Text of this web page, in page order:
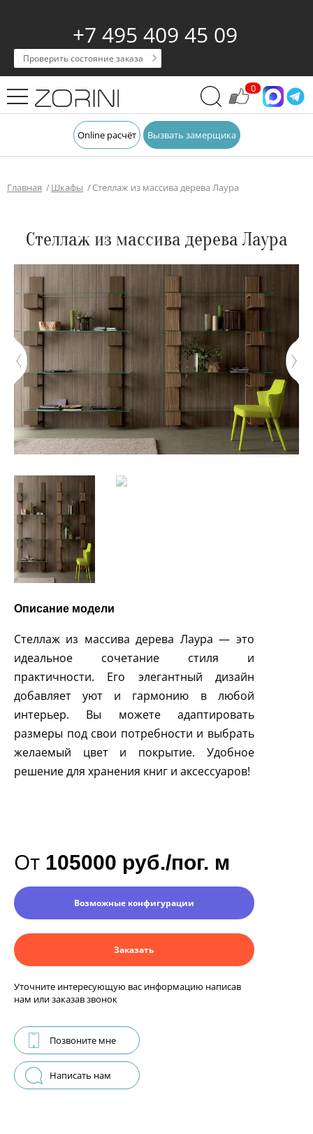
+7 495 409 45 09
Проверить состояние заказа
0
Online расчёт Вызвать замерщика
Главная Шкафы Cтеллаж из массива дерева Лаура
Cтеллаж из массива дерева Лаура
Описание модели
Стеллаж из массива дерева Лаура — это
идеальное сочетание стиля и
практичности. Его элегантный дизайн
добавляет уют и гармонию в любой
интерьер. Вы можете адаптировать
размеры под свои потребности и выбрать
желаемый цвет и покрытие. Удобное
решение для хранения книг и аксессуаров!
От 105000 руб./пог. м
Возможные конфигурации
Заказать
Уточните интересующую вас информацию написав
нам или заказав звонок
Позвоните мне
Написать нам